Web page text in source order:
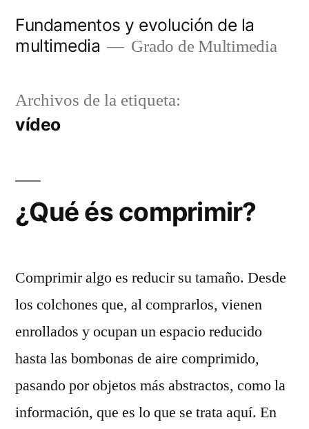
Fundamentos y evolución de la
multimedia
Grado de Multimedia
Archivos de la etiqueta:
vídeo
¿Qué és comprimir?
Comprimir algo es reducir su tamaño. Desde
los colchones que, al comprarlos, vienen
enrollados y ocupan un espacio reducido
hasta las bombonas de aire comprimido,
pasando por objetos más abstractos, como la
información, que es lo que se trata aquí. En